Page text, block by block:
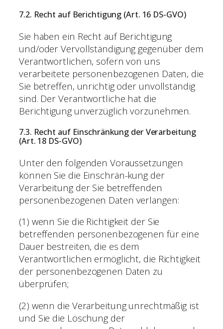
7.2. Recht auf Berichtigung (Art. 16 DS-GVO)
Sie haben ein Recht auf Berichtigung
und/oder Vervollständigung gegenüber dem
Verantwortlichen, sofern von uns
verarbeitete personenbezogenen Daten, die
Sie betreffen, unrichtig oder unvollständig
sind. Der Verantwortliche hat die
Berichtigung unverzüglich vorzunehmen.
7.3. Recht auf Einschränkung der Verarbeitung
(Art. 18 DS-GVO)
Unter den folgenden Voraussetzungen
können Sie die Einschrän-kung der
Verarbeitung der Sie betreffenden
personenbezogenen Daten verlangen:
(1) wenn Sie die Richtigkeit der Sie
betreffenden personenbezogenen für eine
Dauer bestreiten, die es dem
Verantwortlichen ermöglicht, die Richtigkeit
der personenbezogenen Daten zu
überprüfen;
(2) wenn die Verarbeitung unrechtmäßig ist
und Sie die Löschung der